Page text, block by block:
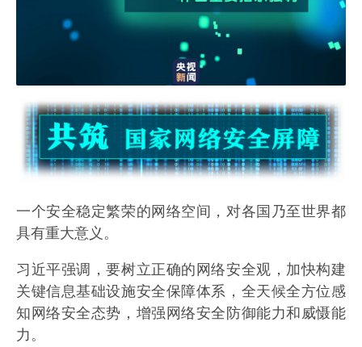
一个安全稳定繁荣的网络空间，对各国乃至世界都
具有重大意义。
习近平强调，要树立正确的网络安全观，加快构建
关键信息基础设施安全保障体系，全天候全方位感
知网络安全态势，增强网络安全防御能力和威慑能
力。